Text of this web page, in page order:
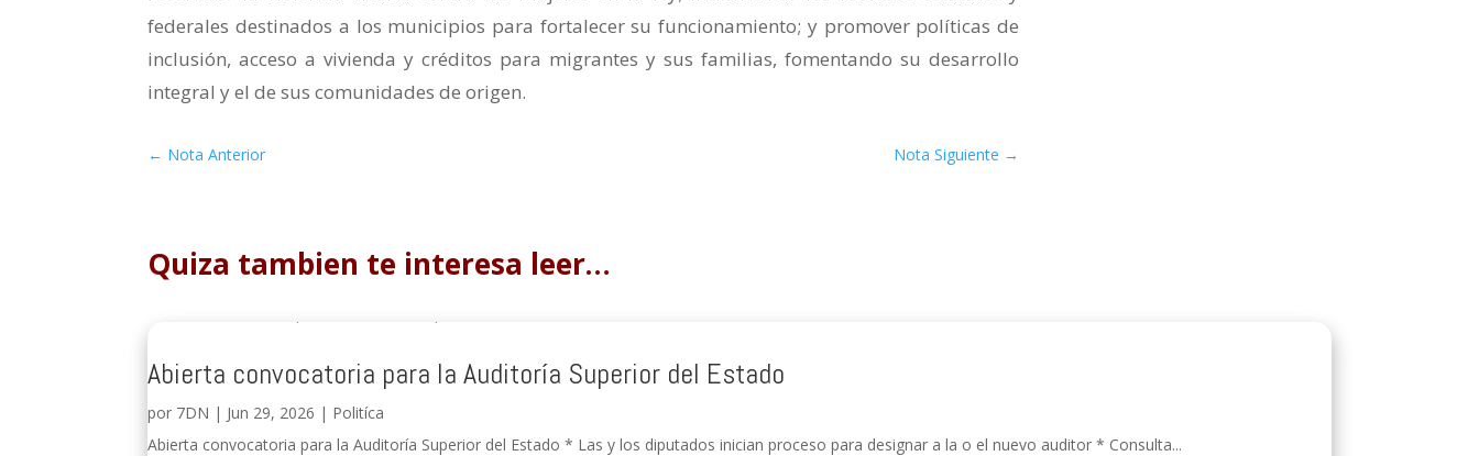
federales destinados a los municipios para fortalecer su funcionamiento; y promover políticas de
inclusión, acceso a vivienda y créditos para migrantes y sus familias, fomentando su desarrollo
integral y el de sus comunidades de origen.
← Nota Anterior Nota Siguiente →
Quiza tambien te interesa leer…
Abierta convocatoria para la Auditoría Superior del Estado
por 7DN | Jun 29, 2026 | Politíca
Abierta convocatoria para la Auditoría Superior del Estado * Las y los diputados inician proceso para designar a la o el nuevo auditor * Consulta...